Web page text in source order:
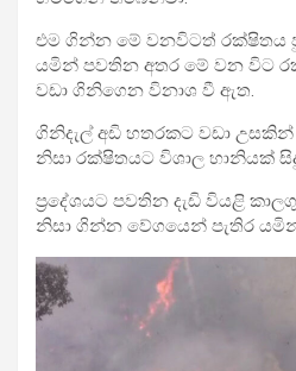
එම ගින්න මේ වනවිටත් රක්ෂිතය
යමින් පවතින අතර මේ වන විට
වඩා ගිනිගෙන විනාශ වී ඇත.
ගිනිදැල් අඩි හතරකට වඩා
නිසා රක්ෂිතයට විශාල හානියක්
ප්‍රදේශයට පවතින දැඩි වියළි
නිසා ගින්න වේගයෙන් පැතිර